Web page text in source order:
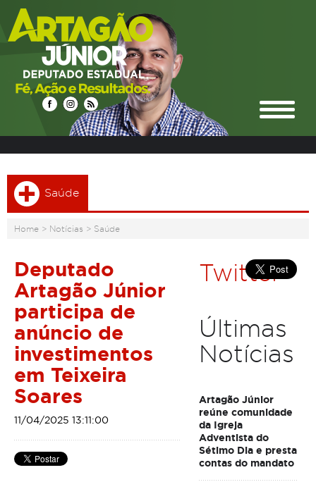
Saúde
Home > Notícias > Saúde
Deputado
Artagão Júnior
participa de
anúncio de
investimentos
em Teixeira
Soares
11/04/2025 13:11:00
Twitter
Últimas
Notícias
Artagão Júnior
reúne comunidade
da Igreja
Adventista do
Sétimo Dia e presta
contas do mandato